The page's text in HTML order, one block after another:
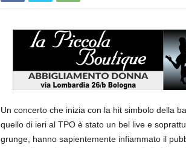
Un concerto che inizia con la hit simbolo della
quello di ieri al TPO è stato un bel live e
grunge, hanno sapientemente infiammato il